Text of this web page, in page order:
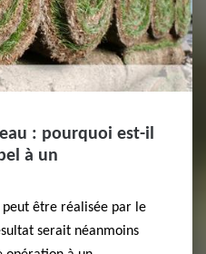
: pourquoi est-il
à un
peut être réalisée par le
serait néanmoins